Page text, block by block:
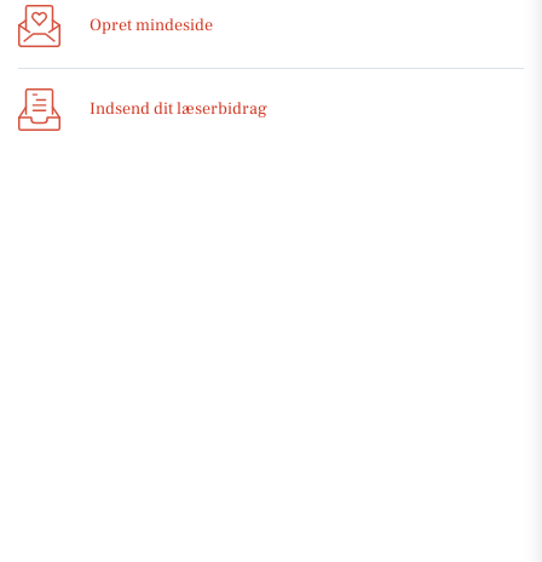
Opret mindeside
Indsend dit læserbidrag